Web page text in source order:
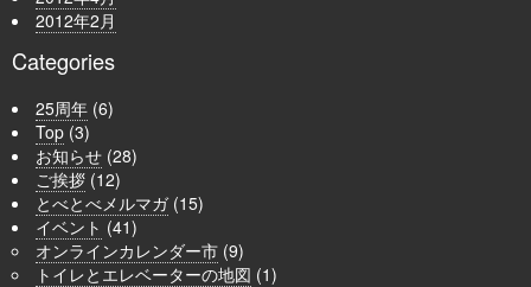
2012年2月
Categories
25周年 (6)
Top (3)
お知らせ (28)
ご挨拶 (12)
とべとべメルマガ(15)
イベント (41)
オンラインカレンダー市 (9)
トイレとエレベーターの地図 (1)